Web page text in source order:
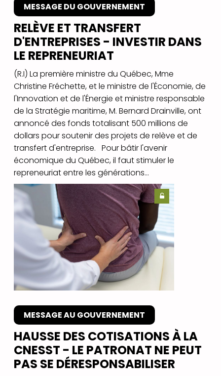
MESSAGE DU GOUVERNEMENT
RELÈVE ET TRANSFERT
D'ENTREPRISES - INVESTIR DANS
LE REPRENEURIAT
(R.I) La première ministre du Québec, Mme
Christine Fréchette, et le ministre de l'Économie, de
l'Innovation et de l'Énergie et ministre responsable
de la Stratégie maritime, M. Bernard Drainville, ont
annoncé des fonds totalisant 500 millions de
dollars pour soutenir des projets de relève et de
transfert d'entreprise. Pour bâtir l'avenir
économique du Québec, il faut stimuler le
repreneuriat entre les générations...
MESSAGE AU GOUVERNEMENT
HAUSSE DES COTISATIONS À LA
CNESST - LE PATRONAT NE PEUT
PAS SE DÉRESPONSABILISER